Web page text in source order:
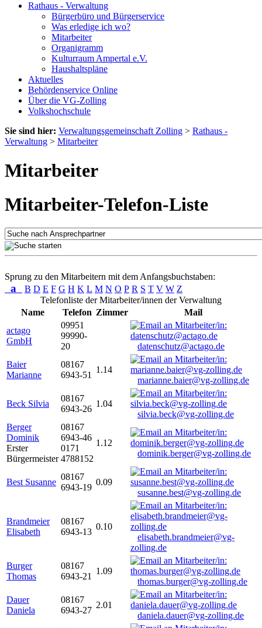
Rathaus - Verwaltung
Bürgerbüro und Bürgerservice
Was erledige ich wo?
Mitarbeiter
Organigramm
Kulturraum Ampertal e.V.
Haushaltspläne
Aktuelles
Behördenservice Online
Über die VG-Zolling
Volkshochschule
Sie sind hier: Verwaltungsgemeinschaft Zolling > Rathaus -
Verwaltung > Mitarbeiter
Mitarbeiter
Mitarbeiter-Telefon-Liste
Sprung zu den Mitarbeitern mit dem Anfangsbuchstaben:
a B D E F G H K L M N O P R S T V W Z
Telefonliste der Mitarbeiter/innen der Verwaltung
Name
Telefon Zimmer
Mail
actago
GmbH
09951
99990-
20
datenschutz@actago.de
Baier
Marianne
08167
6943-51
1.14
marianne.baier@vg-zolling.de
Beck Silvia
08167
6943-26
1.04
silvia.beck@vg-zolling.de
Berger
Dominik
Erster
Bürgermeister
08167
6943-46
0171
4788152
1.12
dominik.berger@vg-zolling.de
Best Susanne
08167
6943-19
0.09
susanne.best@vg-zolling.de
Brandmeier
Elisabeth
08167
6943-13
0.10
elisabeth.brandmeier@vg-
zolling.de
Burger
Thomas
08167
6943-21
1.09
thomas.burger@vg-zolling.de
Dauer
Daniela
08167
6943-27
2.01
daniela.dauer@vg-zolling.de